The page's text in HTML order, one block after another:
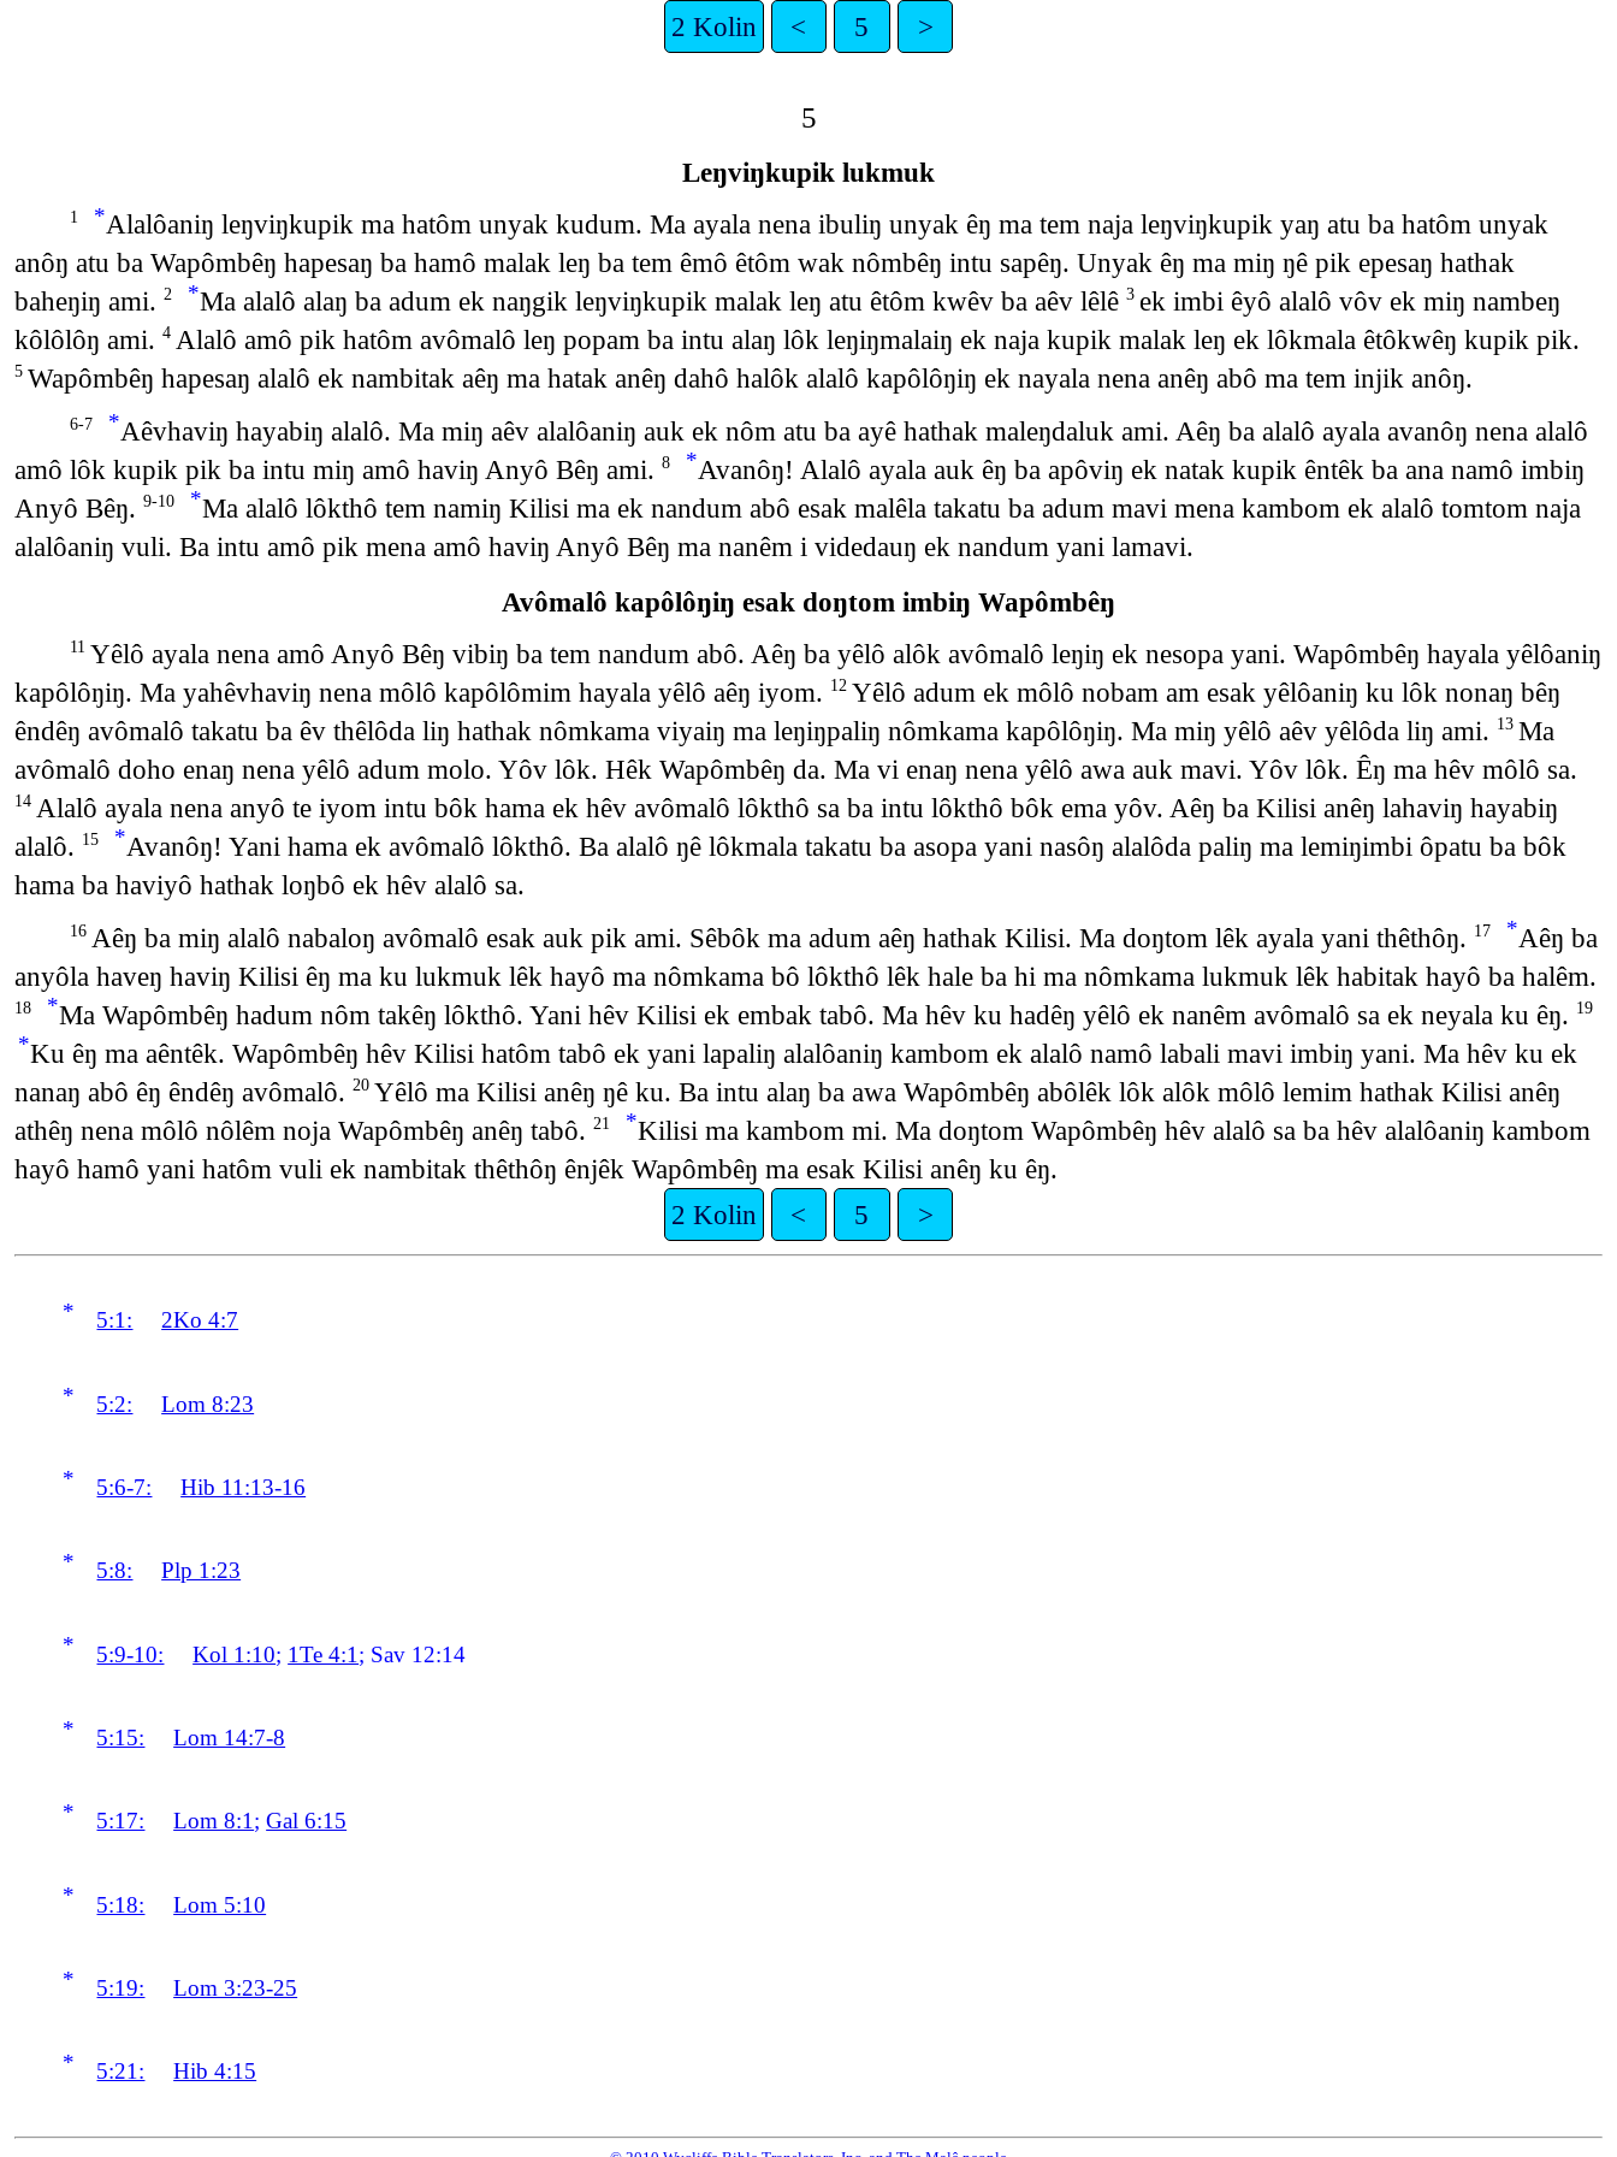
2 Kolin < 5 >
5
Leŋviŋkupik lukmuk
1 *Alalôaniŋ leŋviŋkupik ma hatôm unyak kudum. Ma ayala nena ibuliŋ unyak êŋ ma tem naja leŋviŋkupik yaŋ atu ba hatôm unyak
anôŋ atu ba Wapômbêŋ hapesaŋ ba hamô malak leŋ ba tem êmô êtôm wak nômbêŋ intu sapêŋ. Unyak êŋ ma miŋ ŋê pik epesaŋ hathak
baheŋiŋ ami. 2 *Ma alalô alaŋ ba adum ek naŋgik leŋviŋkupik malak leŋ atu êtôm kwêv ba aêv lêlê 3 ek imbi êyô alalô vôv ek miŋ nambeŋ
kôlôlôŋ ami. 4 Alalô amô pik hatôm avômalô leŋ popam ba intu alaŋ lôk leŋiŋmalaiŋ ek naja kupik malak leŋ ek lôkmala êtôkwêŋ kupik pik.
5 Wapômbêŋ hapesaŋ alalô ek nambitak aêŋ ma hatak anêŋ dahô halôk alalô kapôlôŋiŋ ek nayala nena anêŋ abô ma tem injik anôŋ.
6-7 *Aêvhaviŋ hayabiŋ alalô. Ma miŋ aêv alalôaniŋ auk ek nôm atu ba ayê hathak maleŋdaluk ami. Aêŋ ba alalô ayala avanôŋ nena alalô
amô lôk kupik pik ba intu miŋ amô haviŋ Anyô Bêŋ ami. 8 *Avanôŋ! Alalô ayala auk êŋ ba apôviŋ ek natak kupik êntêk ba ana namô imbiŋ
Anyô Bêŋ. 9-10 *Ma alalô lôkthô tem namiŋ Kilisi ma ek nandum abô esak malêla takatu ba adum mavi mena kambom ek alalô tomtom naja
alalôaniŋ vuli. Ba intu amô pik mena amô haviŋ Anyô Bêŋ ma nanêm i videdauŋ ek nandum yani lamavi.
Avômalô kapôlôŋiŋ esak doŋtom imbiŋ Wapômbêŋ
11 Yêlô ayala nena amô Anyô Bêŋ vibiŋ ba tem nandum abô. Aêŋ ba yêlô alôk avômalô leŋiŋ ek nesopa yani. Wapômbêŋ hayala yêlôaniŋ
kapôlôŋiŋ. Ma yahêvhaviŋ nena môlô kapôlômim hayala yêlô aêŋ iyom. 12 Yêlô adum ek môlô nobam am esak yêlôaniŋ ku lôk nonaŋ bêŋ
êndêŋ avômalô takatu ba êv thêlôda liŋ hathak nômkama viyaiŋ ma leŋiŋpaliŋ nômkama kapôlôŋiŋ. Ma miŋ yêlô aêv yêlôda liŋ ami. 13 Ma
avômalô doho enaŋ nena yêlô adum molo. Yôv lôk. Hêk Wapômbêŋ da. Ma vi enaŋ nena yêlô awa auk mavi. Yôv lôk. Êŋ ma hêv môlô sa.
14 Alalô ayala nena anyô te iyom intu bôk hama ek hêv avômalô lôkthô sa ba intu lôkthô bôk ema yôv. Aêŋ ba Kilisi anêŋ lahaviŋ hayabiŋ
alalô. 15 *Avanôŋ! Yani hama ek avômalô lôkthô. Ba alalô ŋê lôkmala takatu ba asopa yani nasôŋ alalôda paliŋ ma lemiŋimbi ôpatu ba bôk
hama ba haviyô hathak loŋbô ek hêv alalô sa.
16 Aêŋ ba miŋ alalô nabaloŋ avômalô esak auk pik ami. Sêbôk ma adum aêŋ hathak Kilisi. Ma doŋtom lêk ayala yani thêthôŋ. 17 *Aêŋ ba
anyôla haveŋ haviŋ Kilisi êŋ ma ku lukmuk lêk hayô ma nômkama bô lôkthô lêk hale ba hi ma nômkama lukmuk lêk habitak hayô ba halêm.
18 *Ma Wapômbêŋ hadum nôm takêŋ lôkthô. Yani hêv Kilisi ek embak tabô. Ma hêv ku hadêŋ yêlô ek nanêm avômalô sa ek neyala ku êŋ. 19
*Ku êŋ ma aêntêk. Wapômbêŋ hêv Kilisi hatôm tabô ek yani lapaliŋ alalôaniŋ kambom ek alalô namô labali mavi imbiŋ yani. Ma hêv ku ek
nanaŋ abô êŋ êndêŋ avômalô. 20 Yêlô ma Kilisi anêŋ ŋê ku. Ba intu alaŋ ba awa Wapômbêŋ abôlêk lôk alôk môlô lemim hathak Kilisi anêŋ
athêŋ nena môlô nôlêm noja Wapômbêŋ anêŋ tabô. 21 *Kilisi ma kambom mi. Ma doŋtom Wapômbêŋ hêv alalô sa ba hêv alalôaniŋ kambom
hayô hamô yani hatôm vuli ek nambitak thêthôŋ ênjêk Wapômbêŋ ma esak Kilisi anêŋ ku êŋ.
2 Kolin
< 5 >
* 5:1: 2Ko 4:7
* 5:2: Lom 8:23
* 5:6-7: Hib 11:13-16
* 5:8: Plp 1:23
* 5:9-10: Kol 1:10; 1Te 4:1 ; Sav 12:14
* 5:15: Lom 14:7-8
* 5:17: Lom 8:1;Gal 6:15
* 5:18: Lom 5:10
* 5:19: Lom 3:23-25
* 5:21: Hib 4:15